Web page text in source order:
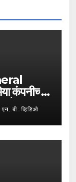
कंपनीच्या
महेंद्र घरत
बी. व्हिडिओ